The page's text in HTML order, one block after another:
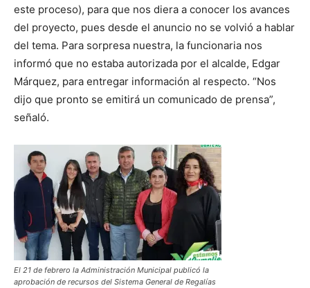
este proceso), para que nos diera a conocer los avances
del proyecto, pues desde el anuncio no se volvió a hablar
del tema. Para sorpresa nuestra, la funcionaria nos
informó que no estaba autorizada por el alcalde, Edgar
Márquez, para entregar información al respecto. “Nos
dijo que pronto se emitirá un comunicado de prensa”,
señaló.
El 21 de febrero la Administración Municipal publicó la
aprobación de recursos del Sistema General de Regalías